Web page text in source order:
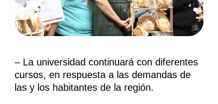
– La universidad continuará con diferentes
cursos, en respuesta a las demandas de
las y los habitantes de la región.